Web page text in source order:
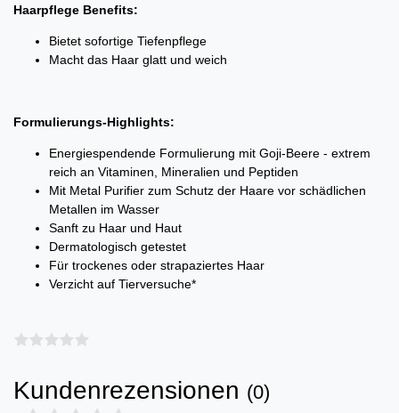
Haarpflege Benefits:
Bietet sofortige Tiefenpflege
Macht das Haar glatt und weich
Formulierungs-Highlights:
Energiespendende Formulierung mit Goji-Beere - extrem
reich an Vitaminen, Mineralien und Peptiden
Mit Metal Purifier zum Schutz der Haare vor schädlichen
Metallen im Wasser
Sanft zu Haar und Haut
Dermatologisch getestet
Für trockenes oder strapaziertes Haar
Verzicht auf Tierversuche*
Kundenrezensionen (0)